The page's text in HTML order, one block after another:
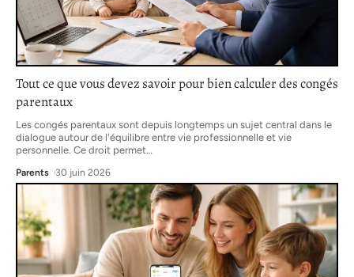
Tout ce que vous devez savoir pour bien calculer des congés
parentaux
Les congés parentaux sont depuis longtemps un sujet central dans le
dialogue autour de l'équilibre entre vie professionnelle et vie
personnelle. Ce droit permet…
Parents 30 juin 2026